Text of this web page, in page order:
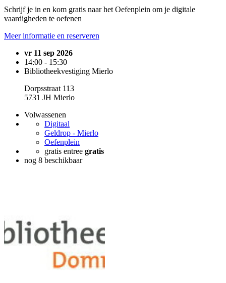
Schrijf je in en kom gratis naar het Oefenplein om je digitale
vaardigheden te oefenen
Meer informatie en reserveren
vr 11 sep 2026
14:00 - 15:30
Bibliotheekvestiging Mierlo
Dorpsstraat 113
5731 JH Mierlo
Volwassenen
Digitaal
Geldrop - Mierlo
Oefenplein
gratis entree gratis
nog 8 beschikbaar